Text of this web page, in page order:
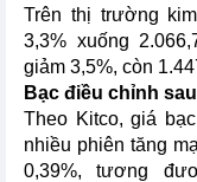
Trên thị trường
3,3% xuống
giảm 3,5%, còn
Bạc điều chỉnh
Theo Kitco, giá
nhiều phiên tăng
0,39%, tương